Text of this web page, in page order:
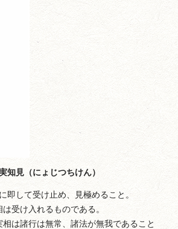
知見（にょじつちけん）
即して受け止め、見極めること。
は受け入れるものである。
相は諸行は無常、諸法が無我であること